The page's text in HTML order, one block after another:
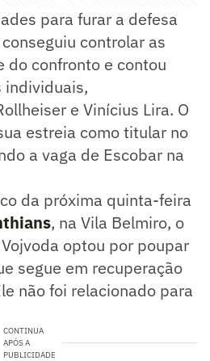
para furar a defesa
controlar as
do confronto e contou
individuais,
e Vinícius Lira. O
estreia como titular no
a vaga de Escobar na
da próxima quinta-feira
, na Vila Belmiro, o
optou por poupar
segue em recuperação
não foi relacionado para
CONTINUA
APÓS A
PUBLICIDADE